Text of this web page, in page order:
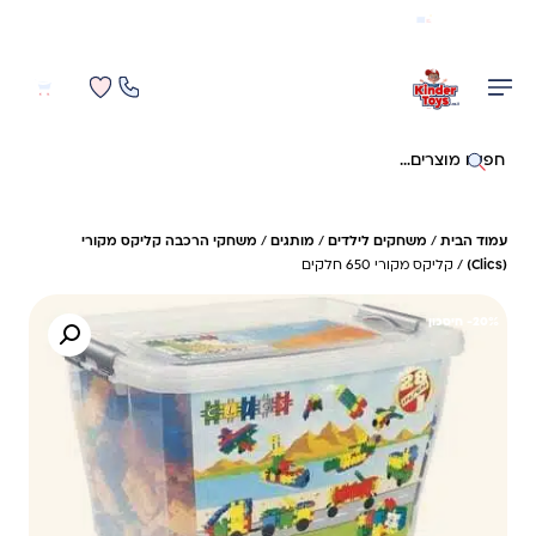
חיפוש באתר
עמוד הבית / משחקים לילדים / מותגים / משחקי הרכבה קליקס מקורי
(Clics)
/ קליקס מקורי 650 חלקים